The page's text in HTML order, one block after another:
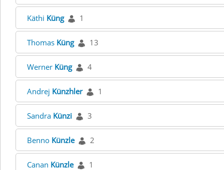
Käthi Küng 1
Thomas Küng 13
Werner Küng 4
Andrej Künzhler 1
Sandra Künzi 3
Benno Künzle 2
Canan Künzle 1